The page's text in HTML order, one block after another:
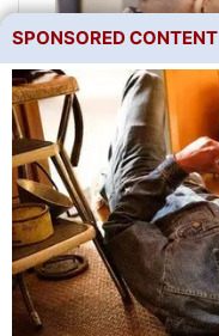
SPONSORED CONTENT